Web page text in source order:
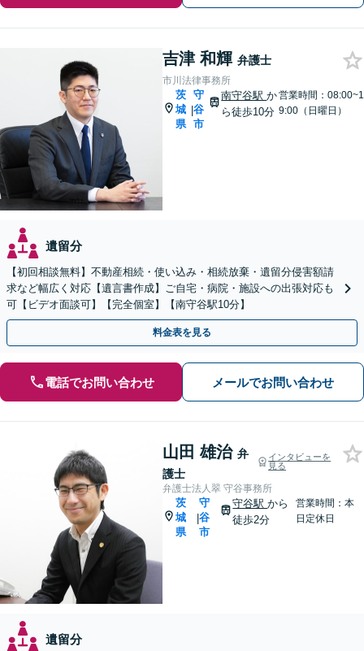
吉津 和輝 弁護士
市川法律事務所
茨
城
県
|
守
谷
市
南守谷駅か
ら徒歩10分
営業時間：08:00~1
9:00（日曜日）
遺留分
【初回相談無料】不動産相続・使い込み・相続放棄・遺留分侵害額請
求など幅広く対応【遺言書作成】ご自宅・病院・施設への出張対応も
可【ビデオ面談可】【完全個室】【南守谷駅10分】
料金表を見る
電話でお問い合わせ メールでお問い合わせ
山田 雄治 弁
護士
インタビューを
見る
弁護士法人翠 守谷事務所
茨
城
県
|
守
谷
市
守谷駅から
徒歩2分
営業時間：本
日定休日
遺留分